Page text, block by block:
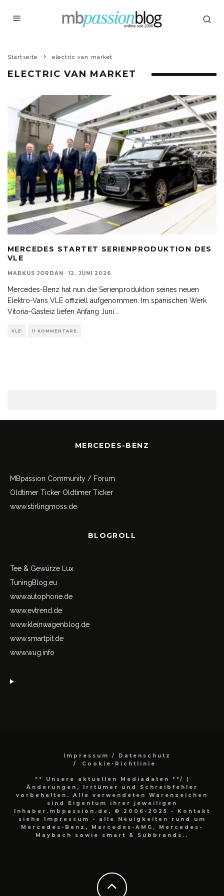
Startseite electric van market
ELECTRIC VAN MARKET
MERCEDES STARTET SERIENPRODUKTION DES
VLE
MARKUS JORDAN · 12. JUNI 2026
Mercedes-Benz hat nun die Serienproduktion seines neuen
Elektro-Vans VLE offiziell aufgenommen. Im spanischen Werk
Vitoria-Gasteiz liefen Anfang Juni
VLE 11 KOMMENTARE
MERCEDES-BENZ
MBpassion Community / Forum
Oldtimer Ticker Oldtimer Ticker
www.stirlingmoss.de
BLOGROLL
Tee & Gewürze Lux
TuningBlog.eu
www.autophorie.de
www.evtrend.de
www.kleinwagenblog.de
www.smartpit.de
www.wug.info
Impressum / Datenschutz
Cookie-Richtlinie
** Unsere aktuellen Mediadaten **/
|
Änderungen, Irrtümer und Schreibfehler
vorbehalten. Alle verwendeten Warenzeichen
sind Eigentum ihrer jeweiligen
Inhaber.mbpassion.de, © 2006-2025 - Kontakt
siehe Impressum - alle Neuigkeiten rund um
Mercedes-Benz, Mercedes-AMG, Mercedes-
Maybach sowie smart & Subbrands..